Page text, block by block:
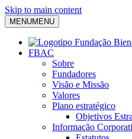
Skip to main content
MENUMENU
FBAC
Sobre
Fundadores
Visão e Missão
Valores
Plano estratégico
Objetivos
Informação